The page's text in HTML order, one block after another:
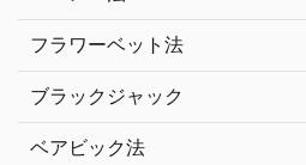
フラワーベット法
ブラックジャック
ベアビック法